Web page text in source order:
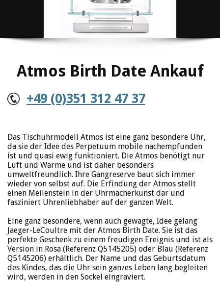
Atmos Birth Date Ankauf
+49 (0)351 312 47 37
Das Tischuhrmodell Atmos ist eine ganz besondere Uhr,
da sie der Idee des Perpetuum mobile nachempfunden
ist und quasi ewig funktioniert. Die Atmos benötigt nur
Luft und Wärme und ist daher besonders
umweltfreundlich. Ihre Gangreserve baut sich immer
wieder von selbst auf. Die Erfindung der Atmos stellt
einen Meilenstein in der Uhrmacherkunst dar und
fasziniert Uhrenliebhaber auf der ganzen Welt.
Eine ganz besondere, wenn auch gewagte, Idee gelang
Jaeger-LeCoultre mit der Atmos Birth Date. Sie ist das
perfekte Geschenk zu einem freudigen Ereignis und ist als
Version in Rosa (Referenz Q5145205) oder Blau (Referenz
Q5145206) erhältlich. Der Name und das Geburtsdatum
des Kindes, das die Uhr sein ganzes Leben lang begleiten
wird, werden in den Sockel eingraviert.